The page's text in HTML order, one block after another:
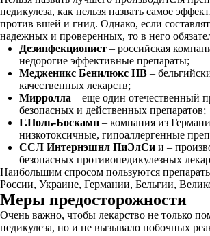
педикулеза, как нельзя назвать самое
против вшей и гнид. Однако, если
надежных и проверенных, то в него
Дезинфекционист – российская
недорогие эффективные препараты;
Медженикс Бенилюкс НВ –
качественных лекарств;
Мирролла – еще один отечественный
безопасных и действенных препаратов;
Г.Поль-Боскамп – компания из
низкотоксичные, гипоаллергенные
ССЛ Интернэшнл ПиЭлСи и –
безопасных противопедикулезных
Наибольшим спросом пользуются
России, Украине, Германии, Бельгии,
Меры предосторожности
Очень важно, чтобы лекарство не только
педикулеза, но и не вызывало побочных